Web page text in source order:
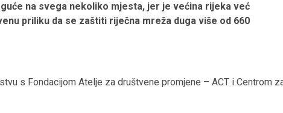
na svega nekoliko mjesta, jer je većina rijeka već
priliku da se zaštiti riječna mreža duga više od 660
s Fondacijom Atelje za društvene promjene – ACT i Centrom